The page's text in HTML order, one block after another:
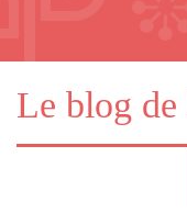
Le blog de